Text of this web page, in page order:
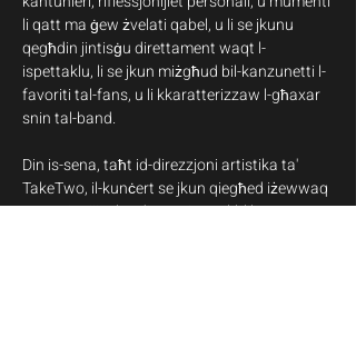
li qatt ma ġew żvelati qabel, u li se jkunu
qegħdin jintisġu direttament waqt l-
ispettaklu, li se jkun miżgħud bil-kanzunetti l-
favoriti tal-fans, u li kkaratterizzaw l-għaxar
snin tal-band.
Din is-sena, taħt id-direzzjoni artistika ta'
TakeTwo, il-kunċert se jkun qiegħed iżewwaq
emozzjonijiet krudi, staging tal-blih, u